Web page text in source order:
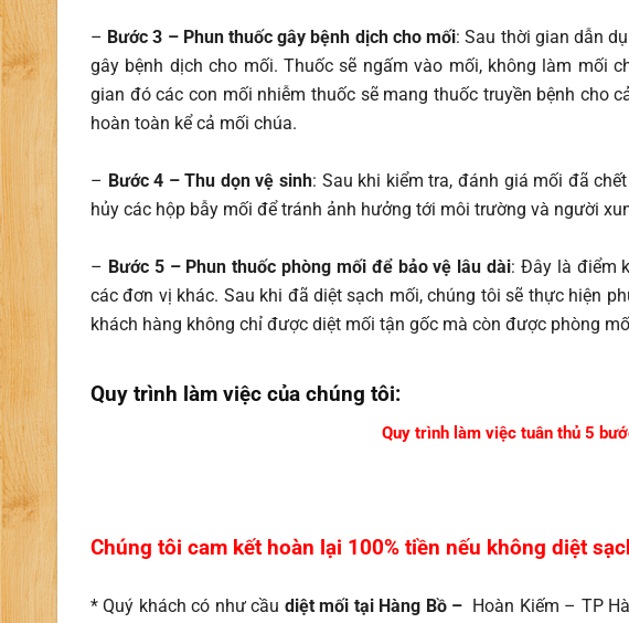
– Bước 3 – Phun thuốc gây bệnh dịch cho mối: Sau thời gian dẫn
gây bệnh dịch cho mối. Thuốc sẽ ngấm vào mối, không làm mối
gian đó các con mối nhiễm thuốc sẽ mang thuốc truyền bệnh cho
hoàn toàn kể cả mối chúa.
– Bước 4 – Thu dọn vệ sinh: Sau khi kiểm tra, đánh giá mối đã
hủy các hộp bẫy mối để tránh ảnh hưởng tới môi trường và người
– Bước 5 – Phun thuốc phòng mối để bảo vệ lâu dài: Đây là điểm
các đơn vị khác. Sau khi đã diệt sạch mối, chúng tôi sẽ thực hiện
khách hàng không chỉ được diệt mối tận gốc mà còn được phòng
Quy trình làm việc của chúng tôi:
Quy trình làm việc tuân thủ 5
Chúng tôi cam kết hoàn lại 100% tiền nếu không diệt
* Quý khách có như cầu diệt mối tại Hàng Bồ – Hoàn Kiếm – TP